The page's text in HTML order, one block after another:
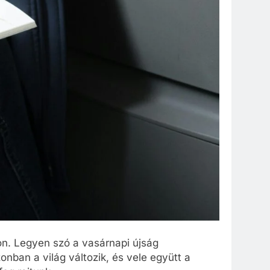
Legyen szó a vasárnapi újság
a világ változik, és vele együtt a